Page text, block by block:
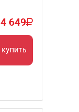
4 649
купить